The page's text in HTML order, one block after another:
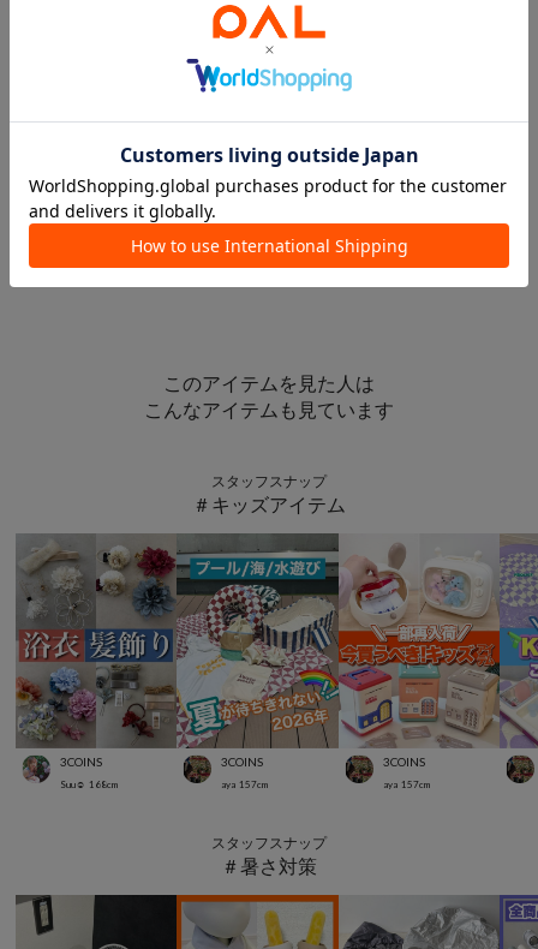
5％OFFクーポン
3COINS
晴雨兼用折傘ロゴバイカラー
¥1,100
5％OFFクーポン
3COINS
¥1,650
5％OFFクーポン
3COINS
このアイテムを見た人は
こんなアイテムも見ています
スタッフスナップ
＃キッズアイテム
3COINS
Suu☺︎ 168cm
3COINS
aya 157cm
3COINS
aya 157cm
スタッフスナップ
＃暑さ対策